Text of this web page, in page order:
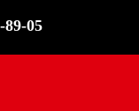
89-05